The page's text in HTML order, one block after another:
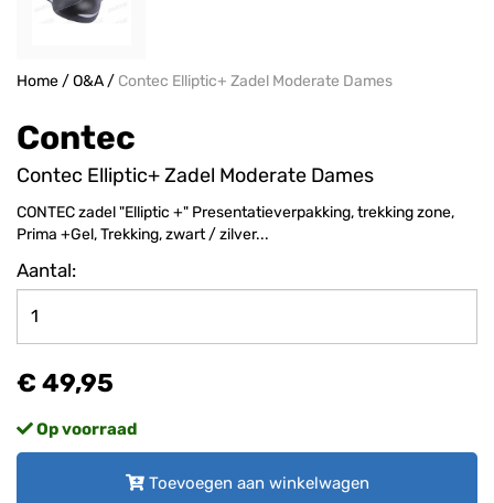
Home/O&A/ Contec Elliptic+ Zadel Moderate Dames
Contec
Contec Elliptic+ Zadel Moderate Dames
CONTEC zadel "Elliptic +" Presentatieverpakking, trekking zone,
Prima +Gel, Trekking, zwart / zilver...
Aantal:
€ 49,95
Op voorraad
Toevoegen aan winkelwagen